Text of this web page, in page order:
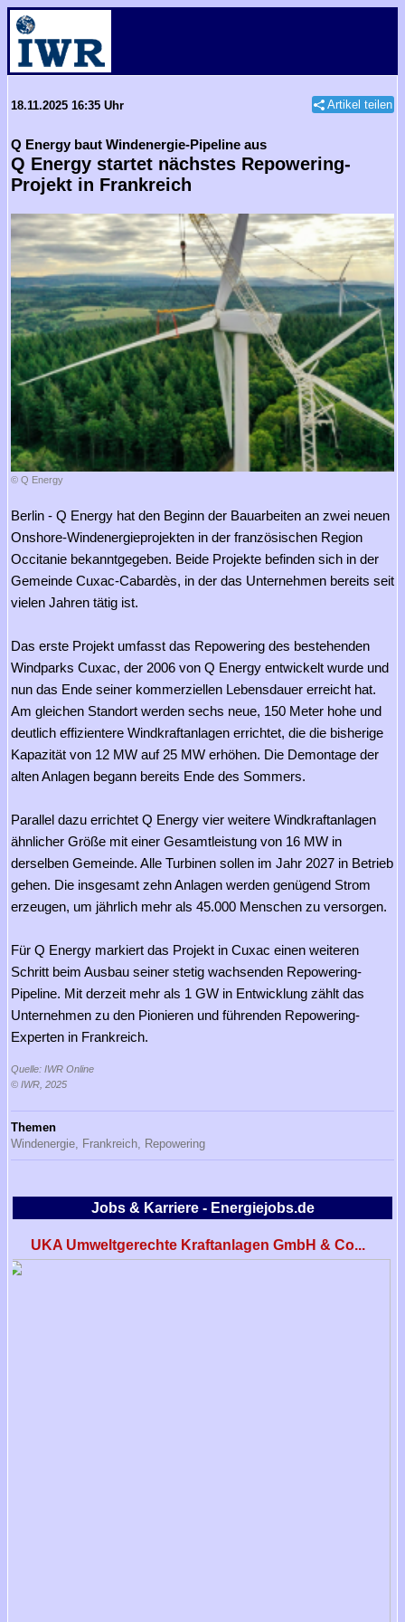
18.11.2025 16:35 Uhr Artikel teilen
Q Energy baut Windenergie-Pipeline aus
Q Energy startet nächstes Repowering-
Projekt in Frankreich
© Q Energy
Berlin - Q Energy hat den Beginn der Bauarbeiten an zwei neuen
Onshore-Windenergieprojekten in der französischen Region
Occitanie bekanntgegeben. Beide Projekte befinden sich in der
Gemeinde Cuxac-Cabardès, in der das Unternehmen bereits seit
vielen Jahren tätig ist.
Das erste Projekt umfasst das Repowering des bestehenden
Windparks Cuxac, der 2006 von Q Energy entwickelt wurde und
nun das Ende seiner kommerziellen Lebensdauer erreicht hat.
Am gleichen Standort werden sechs neue, 150 Meter hohe und
deutlich effizientere Windkraftanlagen errichtet, die die bisherige
Kapazität von 12 MW auf 25 MW erhöhen. Die Demontage der
alten Anlagen begann bereits Ende des Sommers.
Parallel dazu errichtet Q Energy vier weitere Windkraftanlagen
ähnlicher Größe mit einer Gesamtleistung von 16 MW in
derselben Gemeinde. Alle Turbinen sollen im Jahr 2027 in Betrieb
gehen. Die insgesamt zehn Anlagen werden genügend Strom
erzeugen, um jährlich mehr als 45.000 Menschen zu versorgen.
Für Q Energy markiert das Projekt in Cuxac einen weiteren
Schritt beim Ausbau seiner stetig wachsenden Repowering-
Pipeline. Mit derzeit mehr als 1 GW in Entwicklung zählt das
Unternehmen zu den Pionieren und führenden Repowering-
Experten in Frankreich.
Quelle: IWR Online
© IWR, 2025
Themen
Windenergie,
Frankreich, Repowering
Jobs & Karriere - Energiejobs.de
UKA Umweltgerechte Kraftanlagen GmbH & Co...